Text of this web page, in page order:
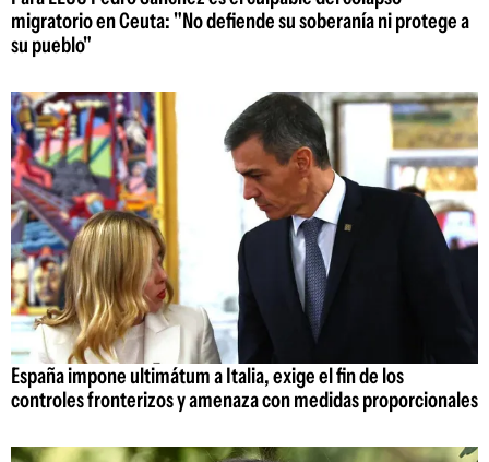
migratorio en Ceuta: "No defiende su soberanía ni protege a
su pueblo"
España impone ultimátum a Italia, exige el fin de los
controles fronterizos y amenaza con medidas proporcionales